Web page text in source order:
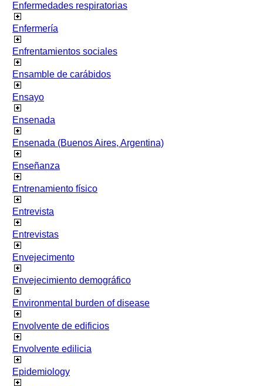
Enfermedades respiratorias
Enfermería
Enfrentamientos sociales
Ensamble de carábidos
Ensayo
Ensenada
Ensenada (Buenos Aires, Argentina)
Enseñanza
Entrenamiento físico
Entrevista
Entrevistas
Envejecimento
Envejecimiento demográfico
Environmental burden of disease
Envolvente de edificios
Envolvente edilicia
Epidemiology